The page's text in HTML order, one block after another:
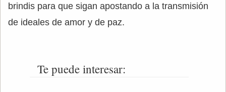
brindis para que sigan apostando a la transmisión
de ideales de amor y de paz.
Te puede interesar: